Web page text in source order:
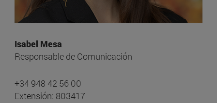
Isabel Mesa
Responsable de Comunicación
+34 948 42 56 00
Extensión: 803417